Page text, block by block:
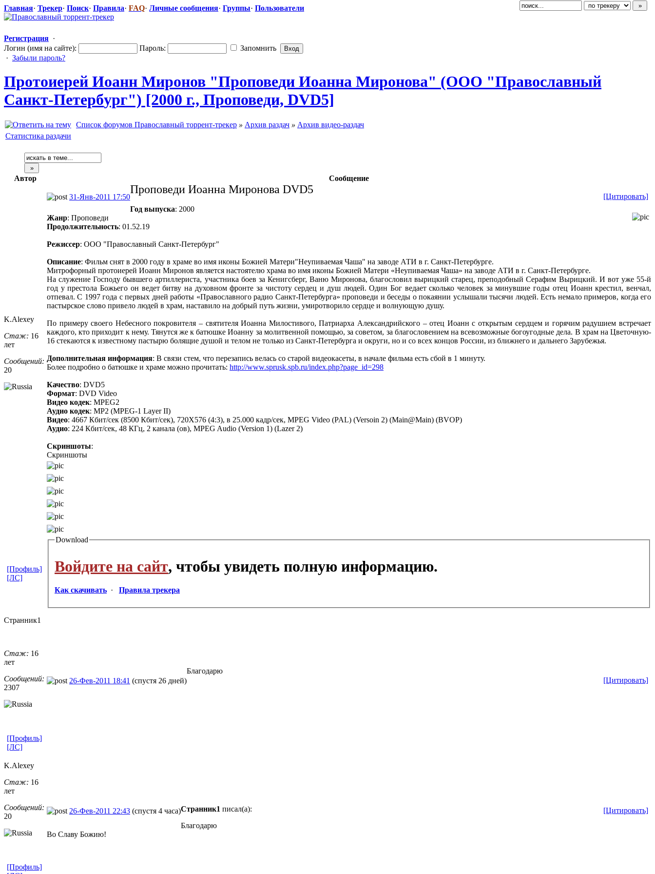
Главная· Трекер· Поиск· Правила· FAQ· Личные сообщения· Группы· Пользователи
Регистрация ·
Логин (имя на сайте):
Пароль:
Запомнить
· Забыли пароль?
Протоиерей Иоанн Миронов "Пропове​ди Иоанна Миронова" (ООО "Правосл​авный
Санкт-Петерб​ург") [2000 г., Проповеди, DVD5]
Список форумов Православный торрент-трекер » Архив раздач » Архив видео-раздач
Статистика раздачи
Автор Сообщение
K.Alexey
Стаж: 16
лет
Сообщений:
20
31-Янв-2011 17:50 [Цитировать]
Проповеди Иоанна Миронова DVD5
Год выпуска: 2000
Жанр: Проповеди
Продолжительность: 01.52.19
Режиссер: ООО "Православный Санкт-Петербург"
Описание: Фильм снят в 2000 году в храме во имя иконы Божией Матери"Неупиваемая Чаша" на заводе АТИ в г. Санкт-Петербурге.
Митрофорный протоиерей Иоанн Миронов является настоятелю храма во имя иконы Божией Матери «Неупиваемая Чаша» на заводе АТИ в г. Санкт-Петербурге.
На служение Господу бывшего артиллериста, участника боев за Кенигсберг, Ваню Миронова, благословил вырицкий старец, преподобный Серафим Вырицкий. И вот уже 55-й
год у престола Божьего он ведет битву на духовном фронте за чистоту сердец и душ людей. Один Бог ведает сколько человек за минувшие годы отец Иоанн крестил, венчал,
отпевал. С 1997 года с первых дней работы «Православного радио Санкт-Петербурга» проповеди и беседы о покаянии услышали тысячи людей. Есть немало примеров, когда его
пастырское слово привело людей в храм, наставило на добрый путь жизни, умиротворило сердце и волнующую душу.
По примеру своего Небесного покровителя – святителя Иоанна Милостивого, Патриарха Александрийского – отец Иоанн с открытым сердцем и горячим радушием встречает
каждого, кто приходит к нему. Тянутся же к батюшке Иоанну за молитвенной помощью, за советом, за благословением на всевозможные богоугодные дела. В храм на Цветочную-
16 стекаются к известному пастырю болящие душой и телом не только из Санкт-Петербурга и округи, но и со всех концов России, из ближнего и дальнего Зарубежья.
Дополнительная информация: В связи стем, что перезапись велась со старой видеокасеты, в начале фильма есть сбой в 1 минуту.
Более подробно о батюшке и храме можно прочитать: http://www.sprusk.spb.ru/index.php?page_id=298
Качество: DVD5
Формат: DVD Video
Видео кодек: MPEG2
Аудио кодек: MP2 (MPEG-1 Layer II)
Видео: 4667 Кбит/сек (8500 Кбит/сек), 720Х576 (4:3), в 25.000 кадр/сек, MPEG Video (PAL) (Versoin 2) (Main@Main) (BVOP)
Аудио: 224 Кбит/сек, 48 КГц, 2 канала (ов), MPEG Audio (Version 1) (Lazer 2)
Скриншоты:
Скриншоты
Download
Войдите на сайт, чтобы увидеть полную информацию.
Как скачивать · Правила трекера
[Профиль]
[ЛС]
Странник1
Стаж: 16
лет
Сообщений:
2307
26-Фев-2011 18:41 (спустя 26 дней) [Цитировать]
Благодарю
[Профиль]
[ЛС]
K.Alexey
Стаж: 16
лет
Сообщений:
20
26-Фев-2011 22:43 (спустя 4 часа) [Цитировать]
Странник1 писал(а):
Благодарю
Во Славу Божию!
[Профиль]